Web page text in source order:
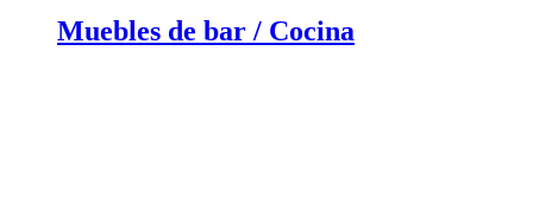
Muebles de bar / Cocina